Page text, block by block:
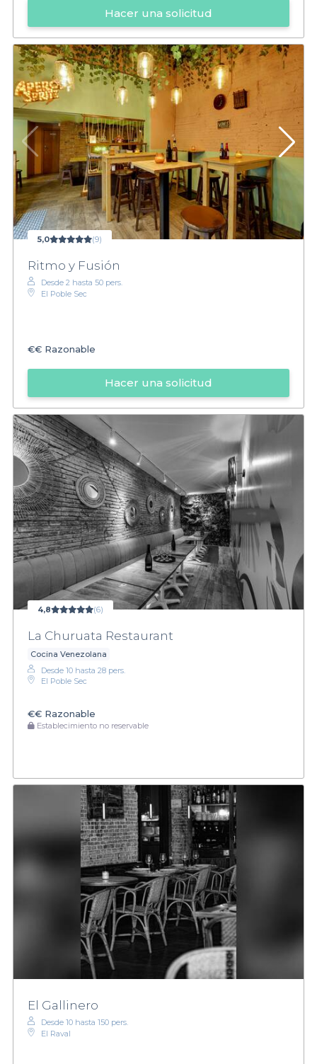
Hacer una solicitud
5,0 (9)
Ritmo y Fusión
Desde 2 hasta 50 pers.
El Poble Sec
€€ Razonable
Hacer una solicitud
4,8 (6)
La Churuata Restaurant
Cocina Venezolana
Desde 10 hasta 28 pers.
El Poble Sec
€€ Razonable
Establecimiento no reservable
El Gallinero
Desde 10 hasta 150 pers.
El Raval